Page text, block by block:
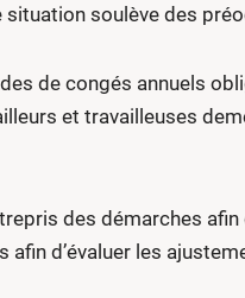
situation soulève des
de congés annuels
et travailleuses
des démarches
afin d’évaluer les